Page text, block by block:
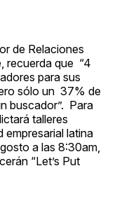
de Relaciones
recuerda que “4
para sus
sólo un 37% de
buscador”. Para
talleres
empresarial latina
a las 8:30am,
“Let’s Put